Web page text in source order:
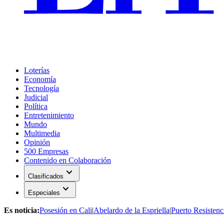
Loterías
Economía
Tecnología
Judicial
Política
Entretenimiento
Mundo
Multimedia
Opinión
500 Empresas
Contenido en Colaboración
Clasificados expand_more
Especiales expand_more
Es noticia:Posesión en Cali|Abelardo de la Espriella|Puerto